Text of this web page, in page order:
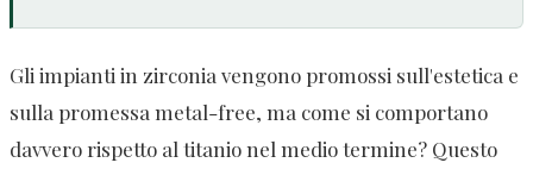
Gli impianti in zirconia vengono promossi sull'estetica e
sulla promessa metal-free, ma come si comportano
davvero rispetto al titanio nel medio termine? Questo